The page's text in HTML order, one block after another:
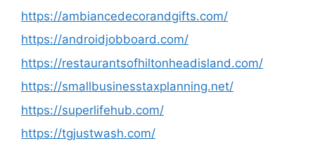
https://ambiancedecorandgifts.com/
https://androidjobboard.com/
https://restaurantsofhiltonheadisland.com/
https://smallbusinesstaxplanning.net/
https://superlifehub.com/
https://tgjustwash.com/